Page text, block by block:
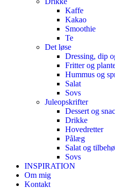
Kaffe
Kakao
Smoothie
Te
Det løse
Dressing, dip
Fritter og
Hummus og
Salat
Sovs
Juleopskrifter
Dessert og
Drikke
Hovedretter
Pålæg
Salat og
Sovs
INSPIRATION
Om mig
Kontakt